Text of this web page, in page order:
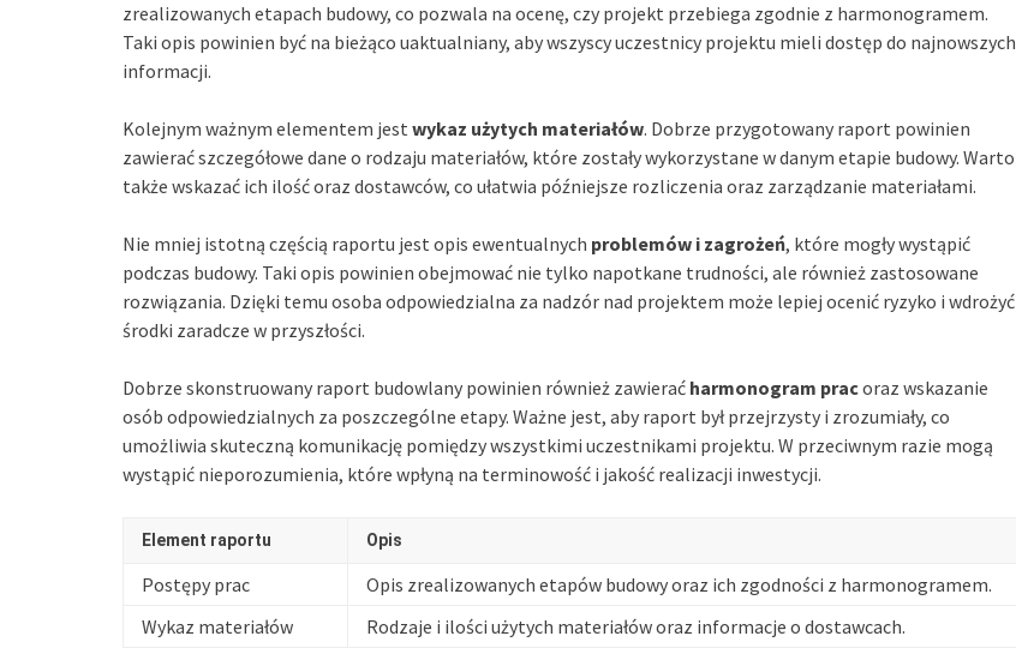
zrealizowanych etapach budowy, co pozwala na ocenę, czy projekt przebiega zgodnie z harmonogramem.
Taki opis powinien być na bieżąco uaktualniany, aby wszyscy uczestnicy projektu mieli dostęp do najnowszych
informacji.
Kolejnym ważnym elementem jest wykaz użytych materiałów. Dobrze przygotowany raport powinien
zawierać szczegółowe dane o rodzaju materiałów, które zostały wykorzystane w danym etapie budowy. Warto
także wskazać ich ilość oraz dostawców, co ułatwia późniejsze rozliczenia oraz zarządzanie materiałami.
Nie mniej istotną częścią raportu jest opis ewentualnych problemów i zagrożeń, które mogły wystąpić
podczas budowy. Taki opis powinien obejmować nie tylko napotkane trudności, ale również zastosowane
rozwiązania. Dzięki temu osoba odpowiedzialna za nadzór nad projektem może lepiej ocenić ryzyko i wdrożyć
środki zaradcze w przyszłości.
Dobrze skonstruowany raport budowlany powinien również zawierać harmonogram pracoraz wskazanie
osób odpowiedzialnych za poszczególne etapy. Ważne jest, aby raport był przejrzysty i zrozumiały, co
umożliwia skuteczną komunikację pomiędzy wszystkimi uczestnikami projektu. W przeciwnym razie mogą
wystąpić nieporozumienia, które wpłyną na terminowość i jakość realizacji inwestycji.
Element raportu Opis
Postępy prac
Opis zrealizowanych etapów budowy oraz ich zgodności z harmonogramem.
Wykaz materiałów
Rodzaje i ilości użytych materiałów oraz informacje o dostawcach.